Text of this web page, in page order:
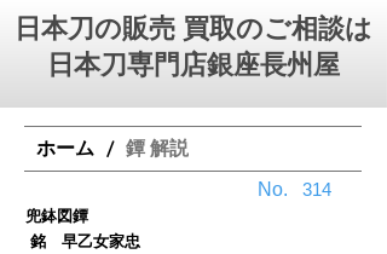
日本刀の販売 買取のご相談は
日本刀専門店銀座⻑州屋
ホーム / 鐔 解説
No.
銘 早乙女家忠
兜鉢図鐔
314